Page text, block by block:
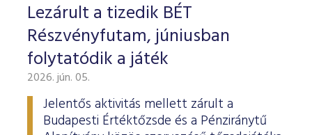
Lezárult a tizedik BÉT
Részvényfutam, júniusban
folytatódik a játék
2026. jún. 05.
Jelentős aktivitás mellett zárult a
Budapesti Értéktőzsde és a Pénziránytű